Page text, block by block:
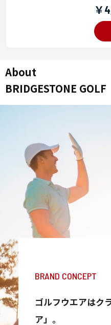
￥
About
BRIDGESTONE GOLF
BRAND CONCEPT
ゴルフウエアはク
ア」。